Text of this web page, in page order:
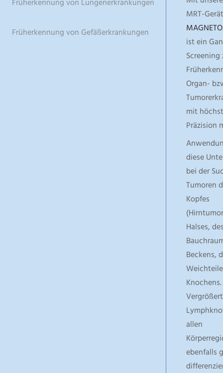
Früherkennung von Gefäßerkrankungen
MRT-Gerät
ist ein
Screening
Organ-
mit
Präzision
diese
bei der
Tumoren
Kopfes
Halses,
Beckens,
Knochens.
allen
ebenfalls